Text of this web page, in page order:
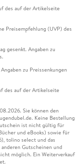
des auf der Artikelseite
Preisempfehlung (UVP) des
gesenkt. Angaben zu
zu Preissenkungen
des auf der Artikelseite
Sie können den
Keine Bestellung
ist nicht gültig für
und eBooks) sowie für
tolino select und das
Gutscheinen und
möglich. Ein Weiterverkauf